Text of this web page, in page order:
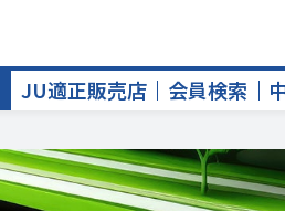
JU適正販売店 会員検索